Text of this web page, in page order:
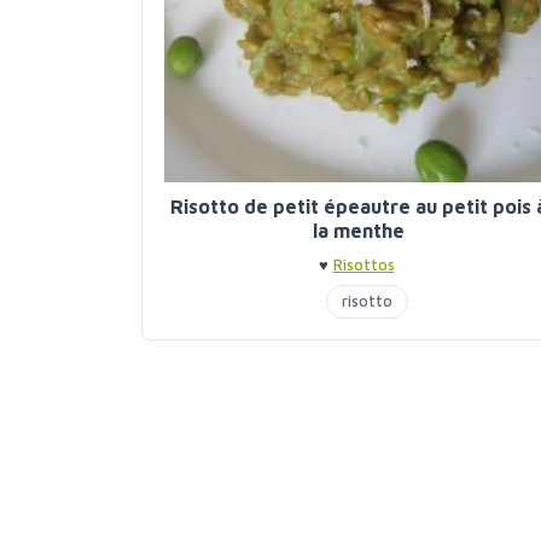
Risotto de petit épeautre au petit pois
la menthe
♥ Risottos
risotto